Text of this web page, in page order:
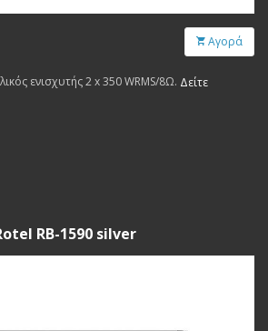
Αγορά
ενισχυτής 2 x 350 WRMS/8Ω. Δείτε
RB-1590 silver